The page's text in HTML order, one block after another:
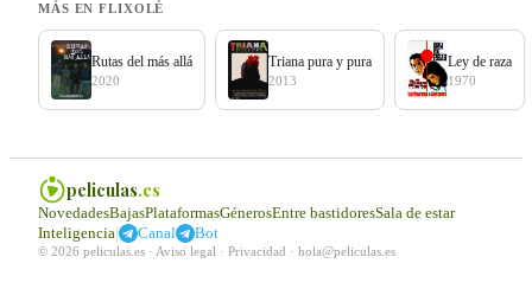
MÁS EN FLIXOLÉ
Rutas del más allá
2020
Triana pura y pura
2013
Ley de raza
1970
peliculas.es
NovedadesBajasPlataformasGénerosEntre bastidoresSala de estar
Inteligencia| Canal Bot
© 2026 peliculas.es · Aviso legal · Privacidad · hola@peliculas.es